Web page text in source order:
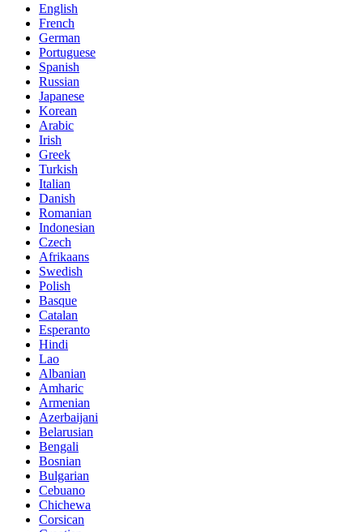
English
French
German
Portuguese
Spanish
Russian
Japanese
Korean
Arabic
Irish
Greek
Turkish
Italian
Danish
Romanian
Indonesian
Czech
Afrikaans
Swedish
Polish
Basque
Catalan
Esperanto
Hindi
Lao
Albanian
Amharic
Armenian
Azerbaijani
Belarusian
Bengali
Bosnian
Bulgarian
Cebuano
Chichewa
Corsican